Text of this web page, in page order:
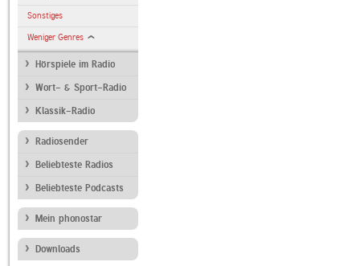
Sonstiges
Weniger Genres
Hörspiele im Radio
Wort- & Sport-Radio
Klassik-Radio
Radiosender
Beliebteste Radios
Beliebteste Podcasts
Mein phonostar
Downloads